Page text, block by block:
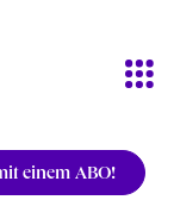
einem ABO!